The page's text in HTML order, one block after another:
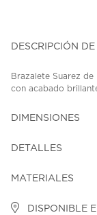
DESCRIPCIÓN
Brazalete Suarez
con acabado
DIMENSIONES
DETALLES
MATERIALES
DISPONIBLE